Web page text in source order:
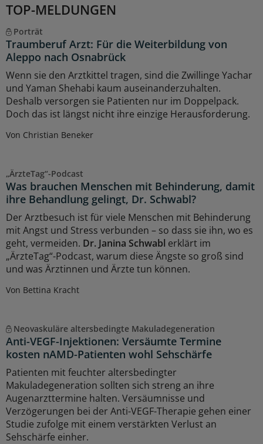
TOP-MELDUNGEN
Porträt
Traumberuf Arzt: Für die Weiterbildung von
Aleppo nach Osnabrück
Wenn sie den Arztkittel tragen, sind die Zwillinge Yachar
und Yaman Shehabi kaum auseinanderzuhalten.
Deshalb versorgen sie Patienten nur im Doppelpack.
Doch das ist längst nicht ihre einzige Herausforderung.
Von Christian Beneker
„ÄrzteTag“-Podcast
Was brauchen Menschen mit Behinderung, damit
ihre Behandlung gelingt, Dr. Schwabl?
Der Arztbesuch ist für viele Menschen mit Behinderung
mit Angst und Stress verbunden – so dass sie ihn, wo es
geht, vermeiden. Dr. Janina Schwabl erklärt im
„ÄrzteTag“-Podcast, warum diese Ängste so groß sind
und was Ärztinnen und Ärzte tun können.
Von Bettina Kracht
Neovaskuläre altersbedingte Makuladegeneration
Anti-VEGF-Injektionen: Versäumte Termine
kosten nAMD-Patienten wohl Sehschärfe
Patienten mit feuchter altersbedingter
Makuladegeneration sollten sich streng an ihre
Augenarzttermine halten. Versäumnisse und
Verzögerungen bei der Anti-VEGF-Therapie gehen einer
Studie zufolge mit einem verstärkten Verlust an
Sehschärfe einher.